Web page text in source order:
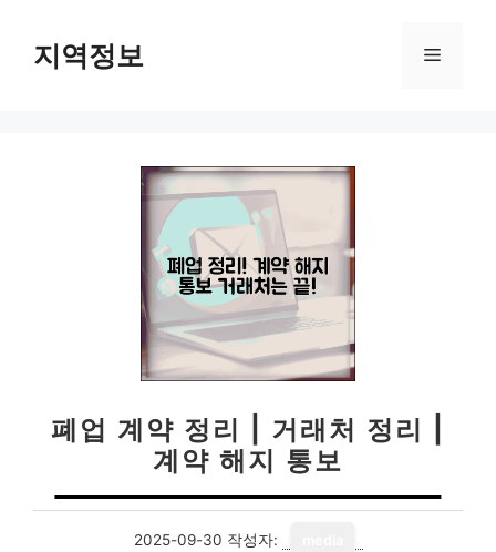
지역정보 메
폐업 계약 정리 | 거래처 정리 |
계약 해지 통보
2025-09-30 작성자: